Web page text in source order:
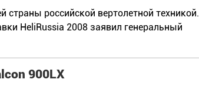
российской вертолетной техникой.
HeliRussia 2008 заявил генеральный
900LX